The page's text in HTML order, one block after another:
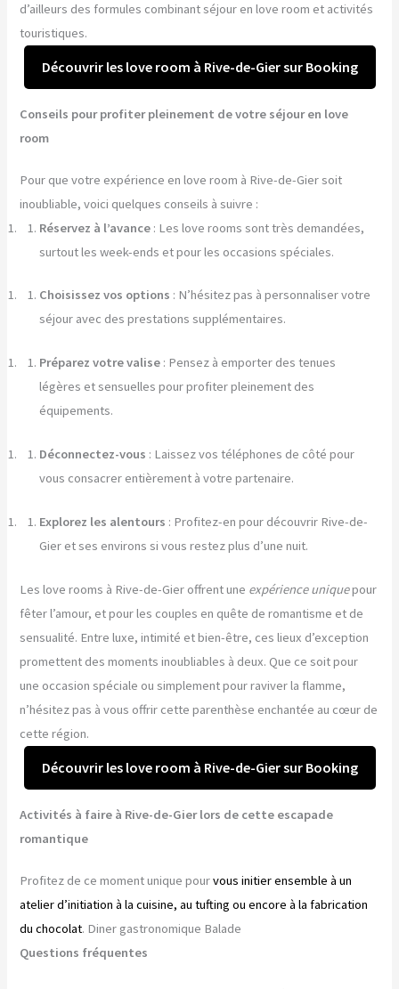
d’ailleurs des formules combinant séjour en love room et activités
touristiques.
Découvrir les love room à Rive-de-Gier sur Booking
Conseils pour profiter pleinement de votre séjour en love
room
Pour que votre expérience en love room à Rive-de-Gier soit
inoubliable, voici quelques conseils à suivre :
Réservez à l’avance : Les love rooms sont très demandées,
surtout les week-ends et pour les occasions spéciales.
Choisissez vos options : N’hésitez pas à personnaliser votre
séjour avec des prestations supplémentaires.
Préparez votre valise : Pensez à emporter des tenues
légères et sensuelles pour profiter pleinement des
équipements.
Déconnectez-vous : Laissez vos téléphones de côté pour
vous consacrer entièrement à votre partenaire.
Explorez les alentours : Profitez-en pour découvrir Rive-de-
Gier et ses environs si vous restez plus d’une nuit.
Les love rooms à Rive-de-Gier offrent une expérience uniquepour
fêter l’amour, et pour les couples en quête de romantisme et de
sensualité. Entre luxe, intimité et bien-être, ces lieux d’exception
promettent des moments inoubliables à deux. Que ce soit pour
une occasion spéciale ou simplement pour raviver la flamme,
n’hésitez pas à vous offrir cette parenthèse enchantée au cœur de
cette région.
Découvrir les love room à Rive-de-Gier sur Booking
Activités à faire à Rive-de-Gier lors de cette escapade
romantique
Profitez de ce moment unique pourvous initier ensemble à un
atelier d’initiation à la cuisine, au tufting ou encore à la fabrication
du chocolat. Diner gastronomique Balade
Questions fréquentes